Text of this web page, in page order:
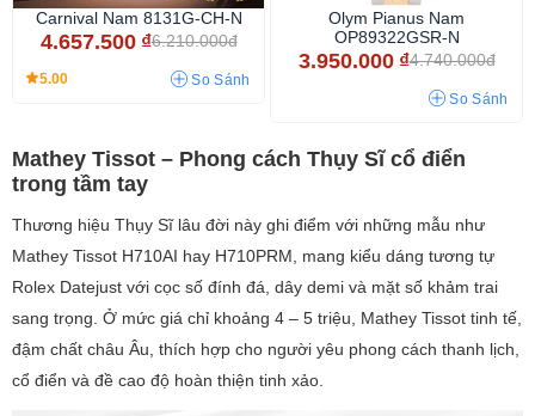
Carnival Nam 8131G-CH-N
4.657.500 ₫6.210.000đ
5.00 So Sánh
Olym Pianus Nam
OP89322GSR-N
3.950.000 ₫4.740.000đ
So Sánh
Mathey Tissot – Phong cách Thụy Sĩ cổ điển
trong tầm tay
Thương hiệu Thụy Sĩ lâu đời này ghi điểm với những mẫu như
Mathey Tissot H710AI hay H710PRM, mang kiểu dáng tương tự
Rolex Datejust với cọc số đính đá, dây demi và mặt số khảm trai
sang trọng. Ở mức giá chỉ khoảng 4 – 5 triệu, Mathey Tissot tinh tế,
đậm chất châu Âu, thích hợp cho người yêu phong cách thanh lịch,
cổ điển và đề cao độ hoàn thiện tinh xảo.